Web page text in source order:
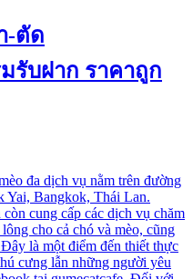
-ตัด
รับฝาก ราคาถูก
đa dịch vụ nằm trên đường
Yai, Bangkok, Thái Lan.
cung cấp các dịch vụ chăm
cho cả chó và mèo, cũng
là một điểm đến thiết thực
cưng lẫn những người yêu